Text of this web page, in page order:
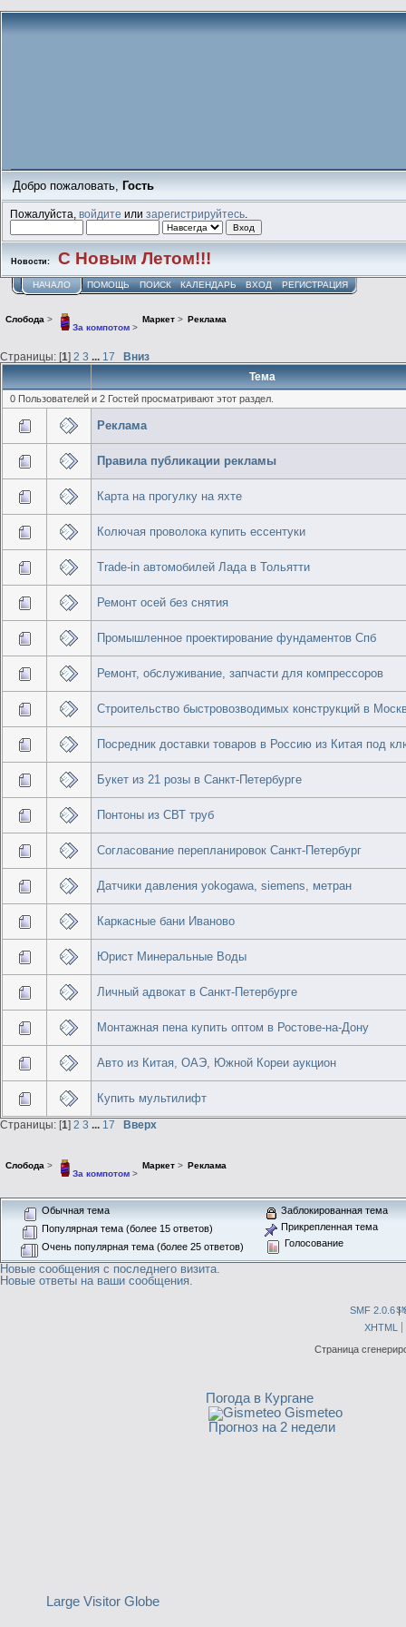
Добро пожаловать, Гость
Пожалуйста,войдите илизарегистрируйтесь
Новости: С Новым Летом!!!
НАЧАЛО ПОМОЩЬ ПОИСК КАЛЕНДАРЬ ВХОД РЕГИСТРАЦИЯ
Слобода >
За компотом>
Маркет> Реклама
Страницы: [1] 2 3 ... 17
Вниз
Тема
0 Пользователей и 2 Гостей просматривают этот раздел.
Реклама
Правила публикации рекламы
Карта на прогулку на яхте
Колючая проволока купить ессентуки
Trade-in автомобилей Лада в Тольятти
Ремонт осей без снятия
Промышленное проектирование фундаментов Спб
Ремонт, обслуживание, запчасти для компрессоров
Строительство быстровозводимых конструкций в
Посредник доставки товаров в Россию из Китая под
Букет из 21 розы в Санкт-Петербурге
Понтоны из СВТ труб
Согласование перепланировок Санкт-Петербург
Датчики давления yokogawa, siemens, метран
Каркасные бани Иваново
Юрист Минеральные Воды
Личный адвокат в Санкт-Петербурге
Монтажная пена купить оптом в Ростове-на-Дону
Авто из Китая, ОАЭ, Южной Кореи аукцион
Купить мультилифт
Страницы: [1] 2 3 ... 17 Вверх
Слобода >
За компотом>
Маркет> Реклама
Обычная тема
Популярная тема (более 15 ответов)
Очень популярная тема (более 25 ответов)
Заблокированная тема
Прикрепленная тема
Голосование
Новые сообщения с последнего визита.
Новые ответы на ваши сообщения.
SMF 2.0.6|
XHTML
Страница
Large Visitor Globe
Погода в Кургане
Gismeteo
Прогноз на 2 недели